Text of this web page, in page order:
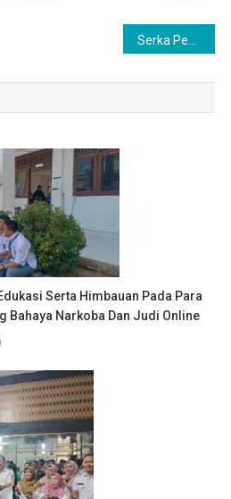
Serka Pebrianto Babinsa KORAMIL 404-03/PENDOPO, Hadiri Musdes Desa Binaannya
Serta Himbauan Pada Para
Bahaya Narkoba Dan Judi Online